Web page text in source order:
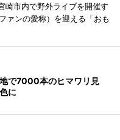
崎市内で野外ライブを開催す
ァンの愛称）を迎える「おも
で7000本のヒマワリ見
に